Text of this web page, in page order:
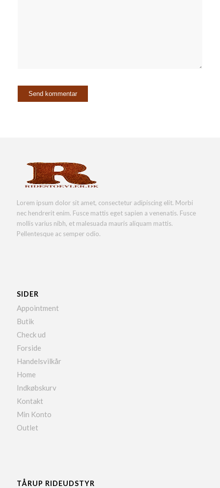
Lorem ipsum dolor sit amet, consectetur adipiscing elit. Morbi
nec hendrerit enim. Fusce mattis eget sapien a venenatis. Fusce
mollis varius nibh, et malesuada mauris aliquam mattis.
Pellentesque ac semper odio.
SIDER
Appointment
Butik
Check ud
Forside
Handelsvilkår
Home
Indkøbskurv
Kontakt
Min Konto
Outlet
TÅRUP RIDEUDSTYR